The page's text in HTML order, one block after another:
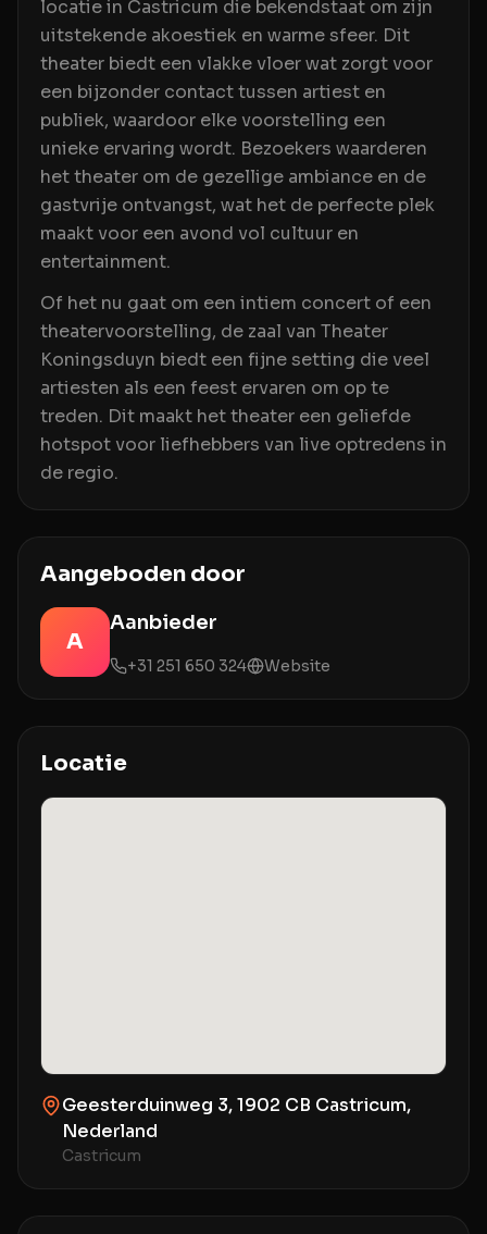
locatie in Castricum die bekendstaat om zijn
uitstekende akoestiek en warme sfeer. Dit
theater biedt een vlakke vloer wat zorgt voor
een bijzonder contact tussen artiest en
publiek, waardoor elke voorstelling een
unieke ervaring wordt. Bezoekers waarderen
het theater om de gezellige ambiance en de
gastvrije ontvangst, wat het de perfecte plek
maakt voor een avond vol cultuur en
entertainment.
Of het nu gaat om een intiem concert of een
theatervoorstelling, de zaal van Theater
Koningsduyn biedt een fijne setting die veel
artiesten als een feest ervaren om op te
treden. Dit maakt het theater een geliefde
hotspot voor liefhebbers van live optredens in
de regio.
Aangeboden door
A
Aanbieder
+31 251 650 324 Website
Locatie
Geesterduinweg 3, 1902 CB Castricum,
Nederland
Castricum